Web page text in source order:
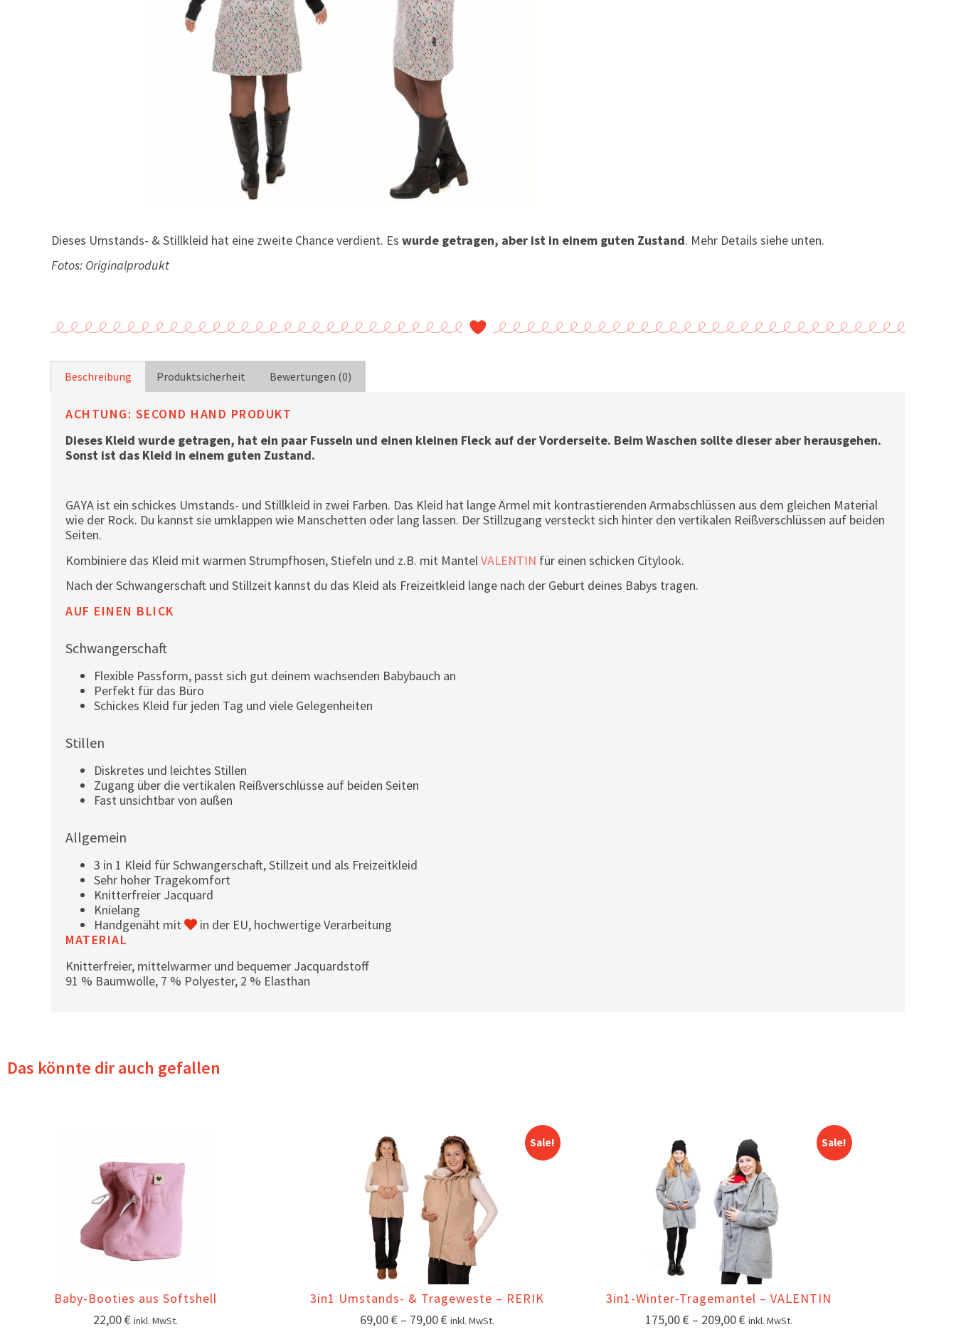
Dieses Umstands- & Stillkleid hat eine zweite Chance verdient. Es wurde getragen, aber ist in einem guten Zustand. Mehr Details siehe unten.
Fotos: Originalprodukt
Beschreibung Produktsicherheit Bewertungen (0)
ACHTUNG: SECOND HAND PRODUKT
Dieses Kleid wurde getragen, hat ein paar Fusseln und einen kleinen Fleck auf der Vorderseite. Beim Waschen sollte dieser aber herausgehen.
Sonst ist das Kleid in einem guten Zustand.
GAYA ist ein schickes Umstands- und Stillkleid in zwei Farben. Das Kleid hat lange Ärmel mit kontrastierenden Armabschlüssen aus dem gleichen Material
wie der Rock. Du kannst sie umklappen wie Manschetten oder lang lassen. Der Stillzugang versteckt sich hinter den vertikalen Reißverschlüssen auf beiden
Seiten.
Kombiniere das Kleid mit warmen Strumpfhosen, Stiefeln und z.B. mit MantelVALENTIN für einen schicken Citylook.
Nach der Schwangerschaft und Stillzeit kannst du das Kleid als Freizeitkleid lange nach der Geburt deines Babys tragen.
AUF EINEN BLICK
Schwangerschaft
Flexible Passform, passt sich gut deinem wachsenden Babybauch an
Perfekt für das Büro
Schickes Kleid für jeden Tag und viele Gelegenheiten
Stillen
Diskretes und leichtes Stillen
Zugang über die vertikalen Reißverschlüsse auf beiden Seiten
Fast unsichtbar von außen
Allgemein
3 in 1 Kleid für Schwangerschaft, Stillzeit und als Freizeitkleid
Sehr hoher Tragekomfort
Knitterfreier Jacquard
Knielang
Handgenäht mit
in der EU, hochwertige Verarbeitung
MATERIAL
Knitterfreier, mittelwarmer und bequemer Jacquardstoff
91 % Baumwolle, 7 % Polyester, 2 % Elasthan
Das könnte dir auch gefallen
Baby-Booties aus Softshell
22,00€ inkl. MwSt.
Sale!
3in1 Umstands- & Trageweste – RERIK
69,00€– 79,00€ inkl. MwSt.
Sale!
3in1-Winter-Tragemantel – VALENTIN
175,00€– 209,00€ inkl. MwSt.